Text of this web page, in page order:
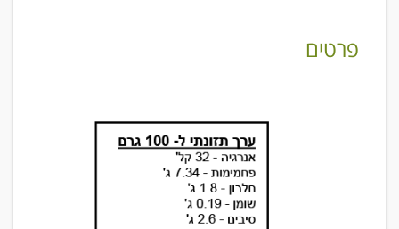
פרטים